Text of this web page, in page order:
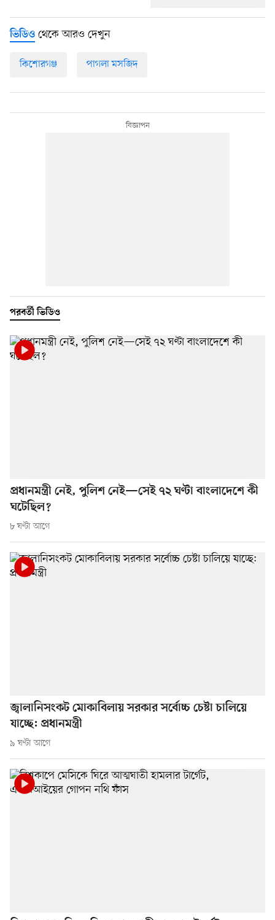
ভিডিও থেকে আরও দেখুন
কিশোরগঞ্জ পাগলা মসজিদ
পরবর্তী ভিডিও
প্রধানমন্ত্রী নেই, পুলিশ নেই—সেই ৭২ ঘণ্টা বাংলাদেশে কী
ঘটেছিল?
৮ ঘণ্টা আগে
জ্বালানিসংকট মোকাবিলায় সরকার সর্বোচ্চ চেষ্টা চালিয়ে
যাচ্ছে: প্রধানমন্ত্রী
৯ ঘণ্টা আগে